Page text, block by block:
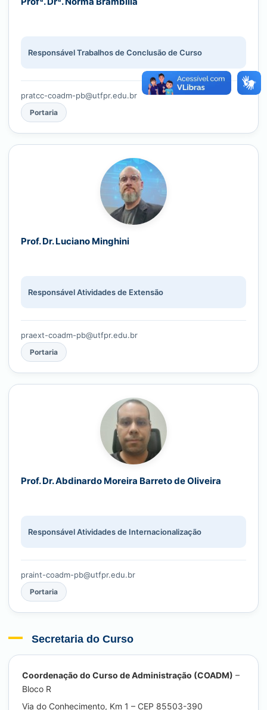
Responsável Trabalhos de Conclusão de Curso
pratcc-coadm-pb@utfpr.edu.br
Portaria
Prof. Dr. Luciano Minghini
Responsável Atividades de Extensão
praext-coadm-pb@utfpr.edu.br
Portaria
Prof. Dr. Abdinardo Moreira Barreto de Oliveira
Responsável Atividades de Internacionalização
praint-coadm-pb@utfpr.edu.br
Portaria
Secretaria do Curso
Coordenação do Curso de Administração (COADM) –
Bloco R
Via do Conhecimento, Km 1 – CEP 85503-390